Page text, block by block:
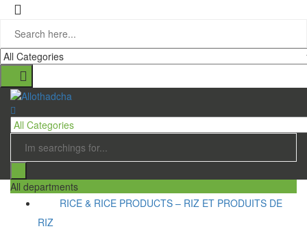
All departments
RICE & RICE PRODUCTS – RIZ ET PRODUITS DE
RIZ